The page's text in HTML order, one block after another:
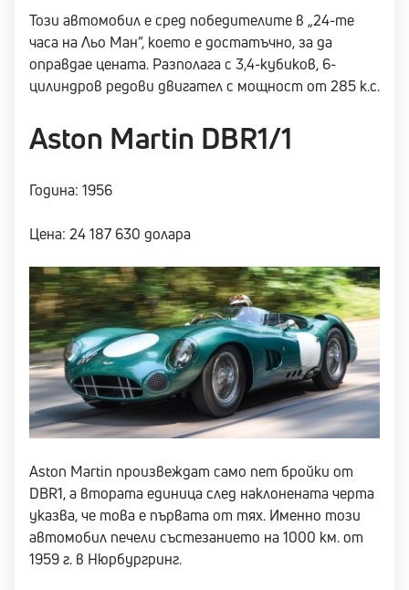
Този автомобил е сред победителите в „24-те
часа на Льо Ман”, което е достатъчно, за да
оправдае цената. Разполага с 3,4-кубиков, 6-
цилиндров редови двигател с мощност от 285 к.с.
Aston Martin DBR1/1
Година: 1956
Цена: 24 187 630 долара
Aston Martin произвеждат само пет бройки от
DBR1, а втората единица след наклонената черта
указва, че това е първата от тях. Именно този
автомобил печели състезанието на 1000 км. от
1959 г. в Нюрбургринг.